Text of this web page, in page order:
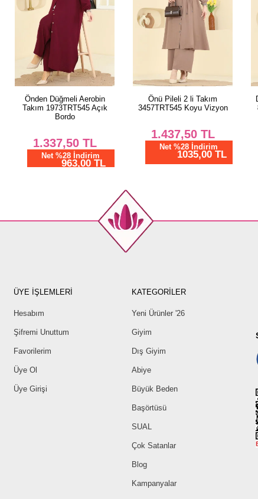
Önü Pileli 2 li Takım
3457TRT545 Koyu Vizyon
Net %28 İndirim
1035,00 TL
Düğmeli Detaylı 2 li Takım
8317AB368 Açık Mürdüm
4.604,20 TL
Net %76 İndirim
1105,01 TL
ÜYE İŞLEMLERİ
Hesabım
Şifremi Unuttum
Favorilerim
Üye Ol
Üye Girişi
KATEGORİLER
Yeni Ürünler '26
Giyim
Dış Giyim
Abiye
Büyük Beden
Başörtüsü
SUAL
Çok Satanlar
Blog
Kampanyalar